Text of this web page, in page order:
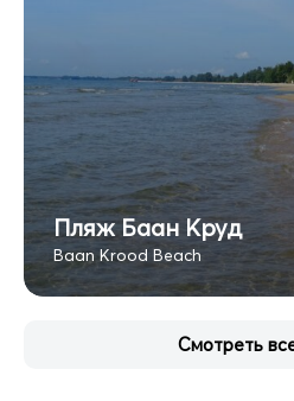
Пляж Баан Круд
Baan Krood Beach
Смотреть